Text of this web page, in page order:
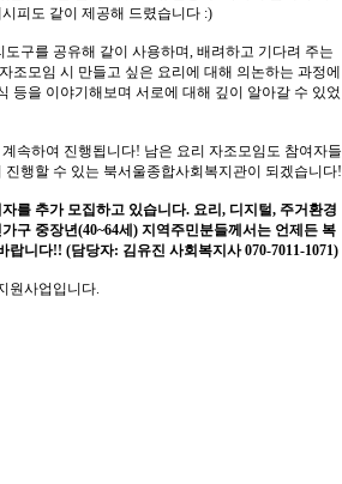
피도 같이 제공해 드렸습니다 :)
구를 공유해 같이 사용하며, 배려하고 기다려 주는
조모임 시 만들고 싶은 요리에 대해 의논하는 과정에
등을 이야기해보며 서로에 대해 깊이 알아갈 수 있었
속하여 진행됩니다! 남은 요리 자조모임도 참여자들
행할 수 있는 북서울종합사회복지관이 되겠습니다!
를 추가 모집하고 있습니다. 요리, 디지털, 주거환경
구 중장년(40~64세) 지역주민분들께서는 언제든 복
랍니다!! (담당자: 김유진 사회복지사 070-7011-1071)
원사업입니다.